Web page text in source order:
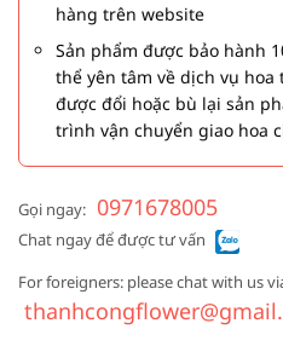
hàng trên website
Sản phẩm được bảo hành
thể yên tâm về dịch vụ hoa
được đổi hoặc bù lại sản
trình vận chuyển giao hoa
Gọi ngay: 0971678005
Chat ngay để được tư vấn
For foreigners: please chat with us